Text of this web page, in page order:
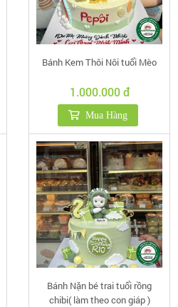
Bánh Kem Thôi Nôi tuổi Mèo
1.000.000 đ
Mua Hàng
Bánh Nặn bé trai tuổi rồng
chibi( làm theo con giáp )